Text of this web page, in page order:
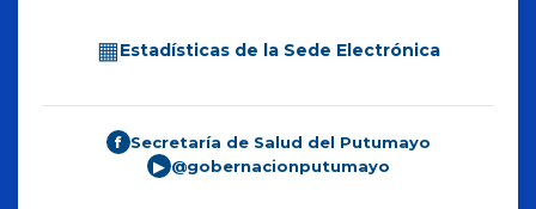
▦Estadísticas de la Sede Electrónica
f Secretaría de Salud del Putumayo
▶ @gobernacionputumayo